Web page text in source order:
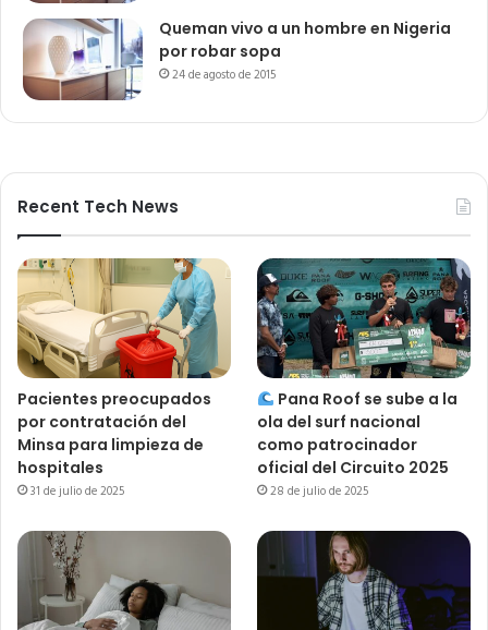
Queman vivo a un hombre en Nigeria
por robar sopa
24 de agosto de 2015
Recent Tech News
Pacientes preocupados
por contratación del
Minsa para limpieza de
hospitales
31 de julio de 2025
Pana Roof se sube a la
ola del surf nacional
como patrocinador
oficial del Circuito 2025
28 de julio de 2025